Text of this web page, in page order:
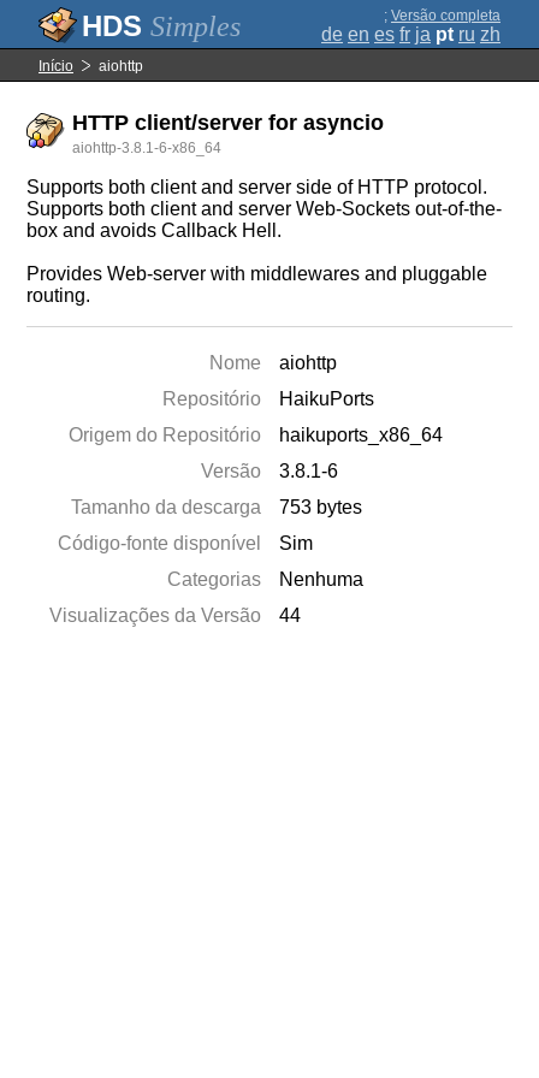
Simples ; Versão completa
de en es fr ja pt ru zh
Início aiohttp
HTTP client/server for asyncio
aiohttp-3.8.1-6-x86_64
Supports both client and server side of HTTP protocol.
Supports both client and server Web-Sockets out-of-the-
box and avoids Callback Hell.
Provides Web-server with middlewares and pluggable
routing.
Nome
aiohttp
Repositório
HaikuPorts
Origem do Repositório
haikuports_x86_64
Versão
3.8.1-6
Tamanho da descarga
753 bytes
Código-fonte disponível
Sim
Categorias
Nenhuma
Visualizações da Versão
44